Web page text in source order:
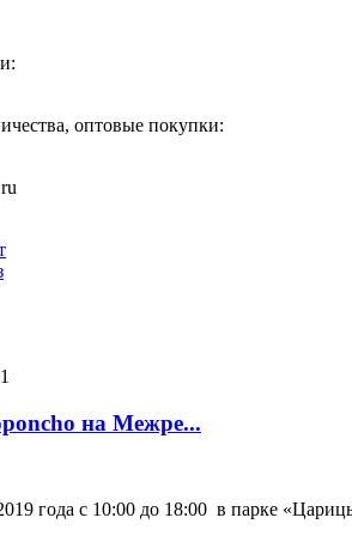
оптовые покупки:
на Межре...
года с 10:00 до 18:00 в парке